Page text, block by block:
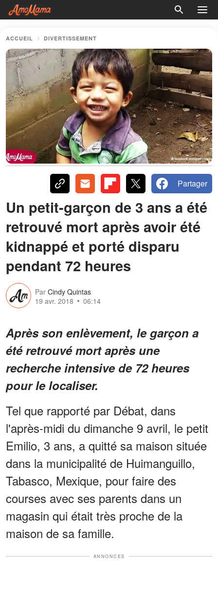
ACCUEIL DIVERTISSEMENT
Partager
Un petit-garçon de 3 ans a été
retrouvé mort après avoir été
kidnappé et porté disparu
pendant 72 heures
Par Cindy Quintas
19 avr. 2018
06:14
Après son enlèvement, le garçon a
été retrouvé mort après une
recherche intensive de 72 heures
pour le localiser.
Tel que rapporté par Débat, dans
l'après-midi du dimanche 9 avril, le petit
Emilio, 3 ans, a quitté sa maison située
dans la municipalité de Huimanguillo,
Tabasco, Mexique, pour faire des
courses avec ses parents dans un
magasin qui était très proche de la
maison de sa famille.
ANNONCES